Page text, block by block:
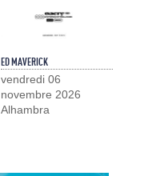
ED MAVERICK
vendredi 06
novembre 2026
Alhambra